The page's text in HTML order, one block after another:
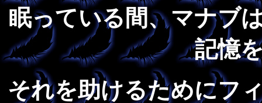
眠っている間、マナブ
記憶
それを助けるためにフ